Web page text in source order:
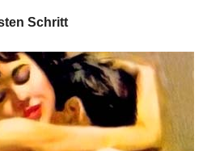
Schritt